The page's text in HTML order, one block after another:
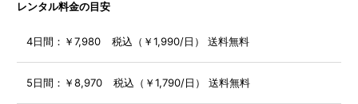
レンタル料金の目安
4日間： ￥7,980 税込（￥1,990/日） 送料無料
5日間： ￥8,970 税込（￥1,790/日） 送料無料